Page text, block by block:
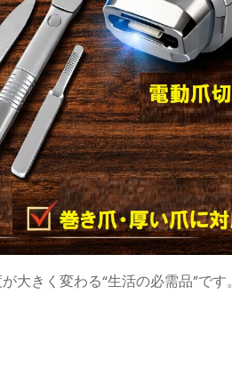
大きく変わる“生活の必需品”です。